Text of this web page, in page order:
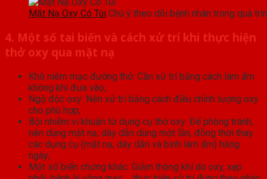
Mặt Nạ Oxy Có Túi Chú ý theo dõi bệnh nhân trong quá
4. Một số tai biến và cách xử trí khi thực hiện
thở oxy qua mặt nạ
Khô niêm mạc đường thở: Cần xử trí bằng cách làm ẩm
không khí đưa vào;
Ngộ độc oxy: Nên xử trí bằng cách điều chỉnh lượng oxy
cho phù hợp;
Bội nhiễm vi khuẩn từ dụng cụ thở oxy: Để phòng tránh,
nên dùng mặt nạ, dây dẫn dùng một lần, đồng thời thay
các dụng cụ (mặt nạ, dây dẫn và bình làm ẩm) hằng
ngày;
Một số biến chứng khác: Giảm thông khí do oxy, xẹp